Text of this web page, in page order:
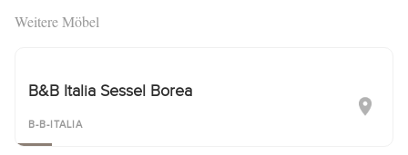
Weitere Möbel
B&B Italia Sessel Borea
B-B-ITALIA